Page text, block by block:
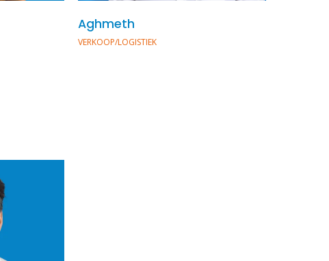
Aghmeth
VERKOOP/LOGISTIEK